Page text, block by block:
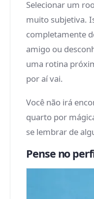
Selecionar um
muito subjetiva.
completamente
amigo ou
uma rotina
por aí vai.
Você não irá
quarto por
se lembrar de
Pense no